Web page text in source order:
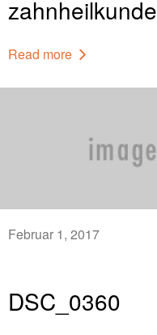
zahnheilkunde
Read more
Februar 1, 2017
DSC_0360